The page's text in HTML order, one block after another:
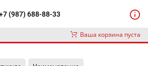
(987) 688-88-33
Ваша корзина пуста